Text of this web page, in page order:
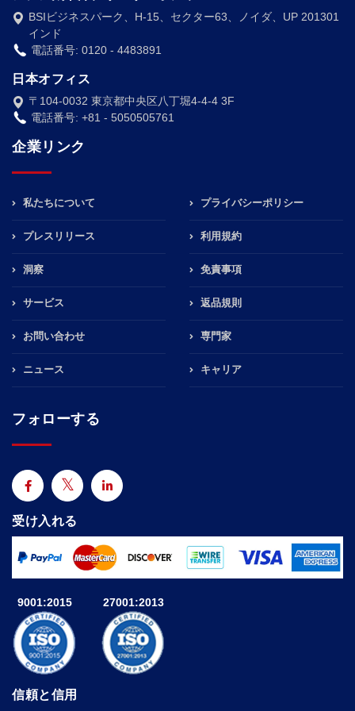
BSIビジネスパーク、H-15、セクター63、ノイダ、UP 201301
インド
電話番号: 0120 - 4483891
日本オフィス
〒104-0032 東京都中央区八丁堀4-4-4 3F
電話番号: +81 - 5050505761
企業リンク
私たちについて
プレスリリース
洞察
サービス
お問い合わせ
ニュース
プライバシーポリシー
利用規約
免責事項
返品規則
専門家
キャリア
フォローする
受け入れる
9001:2015 27001:2013
信頼と信用